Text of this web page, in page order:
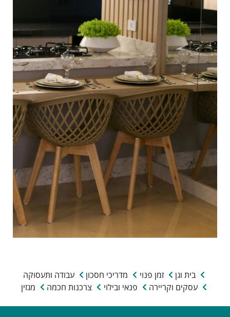
בית וגן זמן פנוי מדריכי חסכון
עבודה ותעסוקה
עסקים וקריירה
פנאי ובילוי צרכנות חכמה מגזין